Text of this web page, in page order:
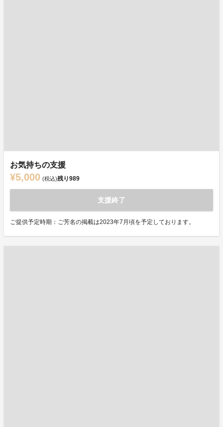
お気持ちの支援
¥5,000 (税込)残り989
支援終了
ご提供予定時期：ご芳名の掲載は2023年7月頃を予定しております。